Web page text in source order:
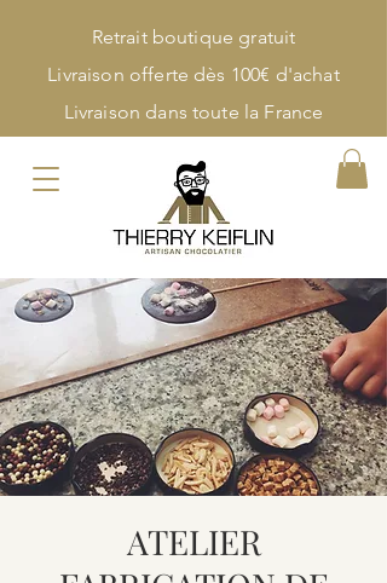
Retrait boutique gratuit
Livraison offerte dès 100€ d'achat
Livraison dans toute la France
ATELIER